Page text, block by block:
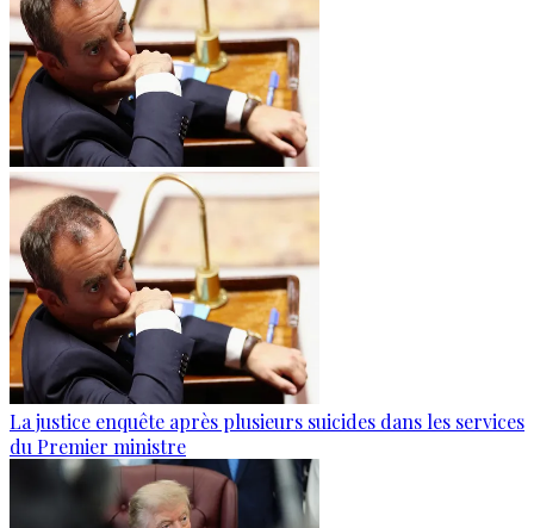
La justice enquête après plusieurs suicides dans les services
du Premier ministre